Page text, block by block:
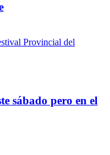
sábado pero en el